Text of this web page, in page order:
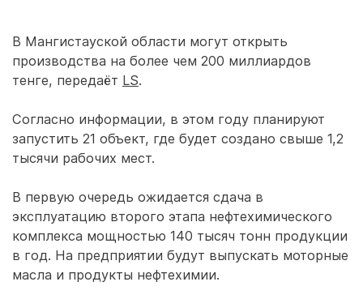
В Мангистауской области могут открыть
производства на более чем 200 миллиардов
тенге, передаёт LS.
Согласно информации, в этом году планируют
запустить 21 объект, где будет создано свыше 1,2
тысячи рабочих мест.
В первую очередь ожидается сдача в
эксплуатацию второго этапа нефтехимического
комплекса мощностью 140 тысяч тонн продукции
в год. На предприятии будут выпускать моторные
масла и продукты нефтехимии.